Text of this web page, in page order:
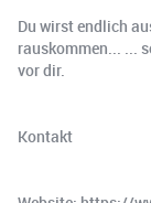
Du wirst endlich
rauskommen... ...
vor dir.
Kontakt